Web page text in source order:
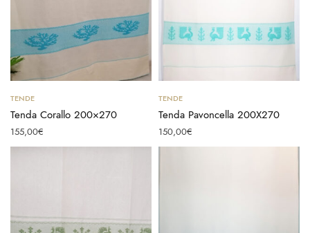
TENDE
Tenda Corallo 200×270
155,00€
TENDE
Tenda Pavoncella 200X270
150,00€